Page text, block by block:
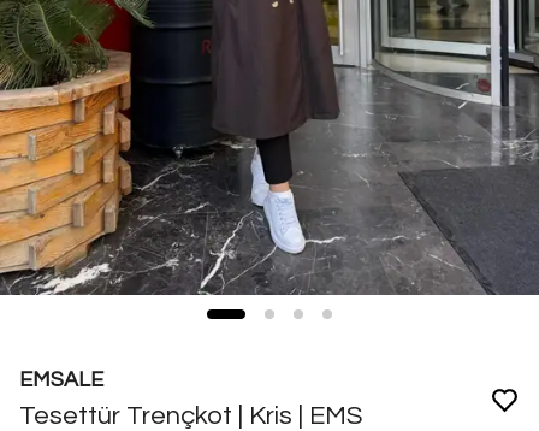
EMSALE
Tesettür Trençkot | Kris | EMS